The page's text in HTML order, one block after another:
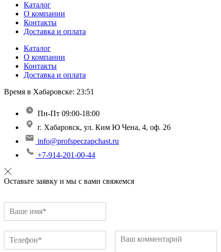
Каталог
О компании
Контакты
Доставка и оплата
Каталог
О компании
Контакты
Доставка и оплата
Время в Хабаровске: 23:51
Пн-Пт 09:00-18:00
г. Хабаровск, ул. Ким Ю Чена, 4, оф. 26
info@profspeczapchast.ru
+7-914-201-00-44
Оставьте заявку и мы с вами свяжемся